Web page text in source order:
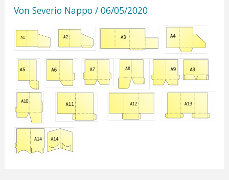
Von Severio Nappo / 06/05/2020